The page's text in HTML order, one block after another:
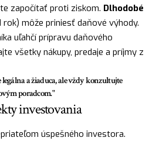
započítať proti ziskom. Dlhodobé
rok) môže priniesť daňové výhody.
uľahčí prípravu daňového
všetky nákupy, predaje a príjmy z
a žiaduca, ale vždy konzultujte
poradcom."
investovania
úspešného investora.